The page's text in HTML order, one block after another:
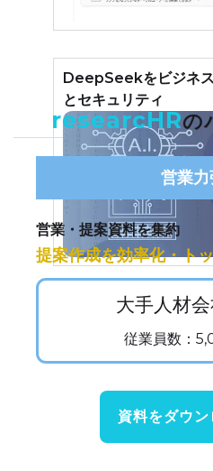
DeepSeekをビジネ
とセキュリティ
researcHRの
営業
営業・提案資料を集約
提案作成を効率化・ト
大手人材
従業員数：
資料をダウ